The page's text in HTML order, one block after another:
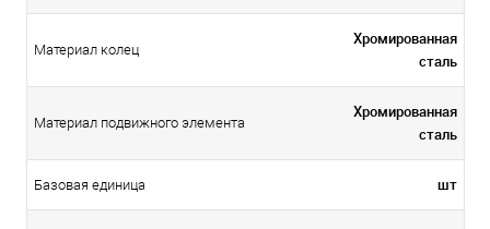
Материал колец
Хромированная
сталь
Материал подвижного элемента
Хромированная
сталь
Базовая единица шт